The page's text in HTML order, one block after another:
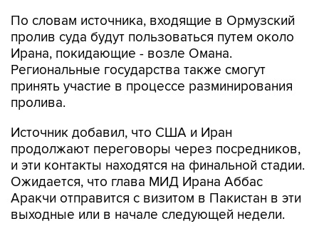
По словам источника, входящие в Ормузский
пролив суда будут пользоваться путем около
Ирана, покидающие - возле Омана.
Региональные государства также смогут
принять участие в процессе разминирования
пролива.
Источник добавил, что США и Иран
продолжают переговоры через посредников,
и эти контакты находятся на финальной стадии.
Ожидается, что глава МИД Ирана Аббас
Аракчи отправится с визитом в Пакистан в эти
выходные или в начале следующей недели.